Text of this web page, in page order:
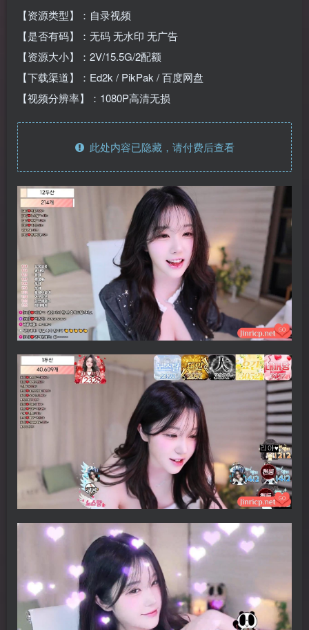
【资源类型】：自录视频
【是否有码】：无码 无水印 无广告
【资源大小】：2V/15.5G/2配额
【下载渠道】：Ed2k / PikPak / 百度网盘
【视频分辨率】：1080P高清无损
此处内容已隐藏，请付费后查看